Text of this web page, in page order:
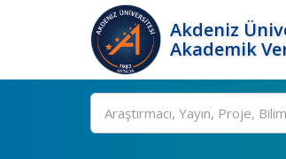
Akdeniz
Akademik
Ara